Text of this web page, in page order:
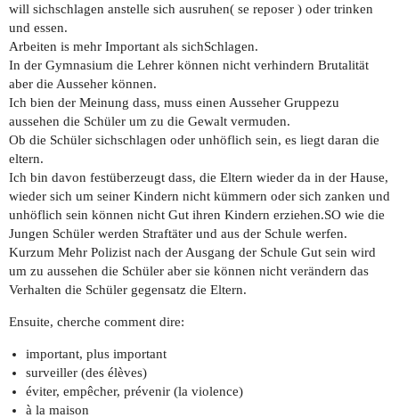
will sichschlagen anstelle sich ausruhen( se reposer ) oder trinken
und essen.
Arbeiten is mehr Important als sichSchlagen.
In der Gymnasium die Lehrer können nicht verhindern Brutalität
aber die Ausseher können.
Ich bien der Meinung dass, muss einen Ausseher Gruppezu
aussehen die Schüler um zu die Gewalt vermuden.
Ob die Schüler sichschlagen oder unhöflich sein, es liegt daran die
eltern.
Ich bin davon festüberzeugt dass, die Eltern wieder da in der Hause,
wieder sich um seiner Kindern nicht kümmern oder sich zanken und
unhöflich sein können nicht Gut ihren Kindern erziehen.SO wie die
Jungen Schüler werden Straftäter und aus der Schule werfen.
Kurzum Mehr Polizist nach der Ausgang der Schule Gut sein wird
um zu aussehen die Schüler aber sie können nicht verändern das
Verhalten die Schüler gegensatz die Eltern.
Ensuite, cherche comment dire:
important, plus important
surveiller (des élèves)
éviter, empêcher, prévenir (la violence)
à la maison